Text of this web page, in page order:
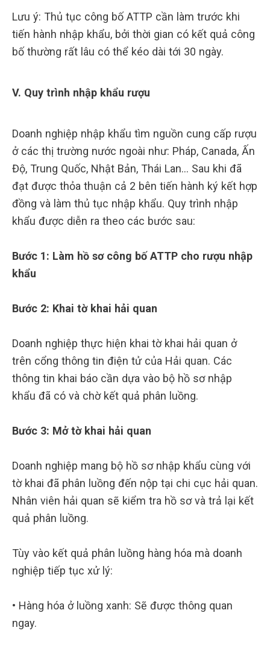
Lưu ý: Thủ tục công bố ATTP cần làm trước khi
tiến hành nhập khẩu, bởi thời gian có kết quả công
bố thường rất lâu có thể kéo dài tới 30 ngày.
V. Quy trình nhập khẩu rượu
Doanh nghiệp nhập khẩu tìm nguồn cung cấp rượu
ở các thị trường nước ngoài như: Pháp, Canada, Ấn
Độ, Trung Quốc, Nhật Bản, Thái Lan… Sau khi đã
đạt được thỏa thuận cả 2 bên tiến hành ký kết hợp
đồng và làm thủ tục nhập khẩu. Quy trình nhập
khẩu được diễn ra theo các bước sau:
Bước 1: Làm hồ sơ công bố ATTP cho rượu nhập
khẩu
Bước 2: Khai tờ khai hải quan
Doanh nghiệp thực hiện khai tờ khai hải quan ở
trên cổng thông tin điện tử của Hải quan. Các
thông tin khai báo cần dựa vào bộ hồ sơ nhập
khẩu đã có và chờ kết quả phân luồng.
Bước 3: Mở tờ khai hải quan
Doanh nghiệp mang bộ hồ sơ nhập khẩu cùng với
tờ khai đã phân luồng đến nộp tại chi cục hải quan.
Nhân viên hải quan sẽ kiểm tra hồ sơ và trả lại kết
quả phân luồng.
Tùy vào kết quả phân luồng hàng hóa mà doanh
nghiệp tiếp tục xử lý:
• Hàng hóa ở luồng xanh: Sẽ được thông quan
ngay.